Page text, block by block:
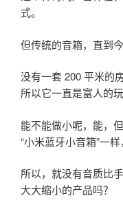
式。
但传统的音箱，直到
没有一套 200 平米的
所以它一直是富人的玩
能不能做小呢，能，
“小米蓝牙小音箱”一样
所以，就没有音质比
大大缩小的产品吗？